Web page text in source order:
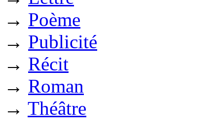
→ Poème
→ Publicité
→ Récit
→ Roman
→ Théâtre